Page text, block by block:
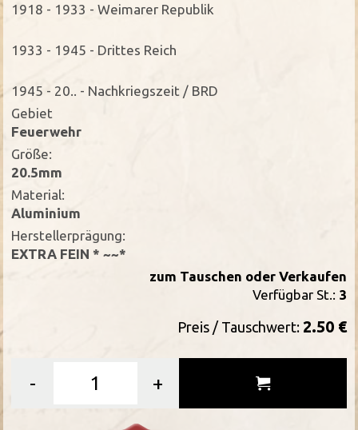
1918 - 1933 - Weimarer Republik
1933 - 1945 - Drittes Reich
1945 - 20.. - Nachkriegszeit / BRD
Gebiet
Feuerwehr
Größe:
20.5mm
Material:
Aluminium
Herstellerprägung:
EXTRA FEIN * ~~*
zum Tauschen oder Verkaufen
Verfügbar St.: 3
Preis / Tauschwert: 2.50 €
- +